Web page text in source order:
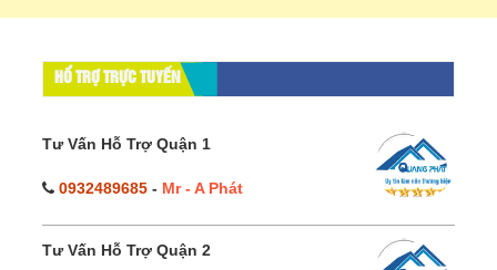
HỔ TRỢ TRỰC TUYẾN
Tư Vấn Hỗ Trợ Quận 1
0932489685 - Mr - A Phát
Tư Vấn Hỗ Trợ Quận 2